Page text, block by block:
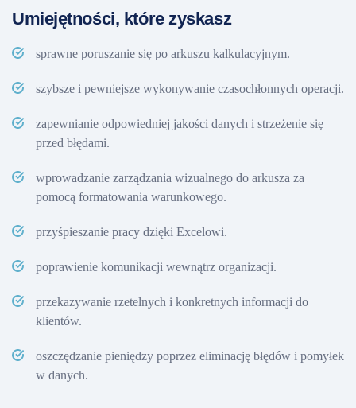
Umiejętności, które zyskasz
sprawne poruszanie się po arkuszu kalkulacyjnym.
szybsze i pewniejsze wykonywanie czasochłonnych operacji.
zapewnianie odpowiedniej jakości danych i strzeżenie się
przed błędami.
wprowadzanie zarządzania wizualnego do arkusza za
pomocą formatowania warunkowego.
przyśpieszanie pracy dzięki Excelowi.
poprawienie komunikacji wewnątrz organizacji.
przekazywanie rzetelnych i konkretnych informacji do
klientów.
oszczędzanie pieniędzy poprzez eliminację błędów i pomyłek
w danych.